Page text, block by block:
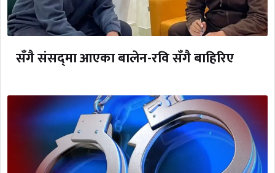
सँगै संसद्‌मा आएका बालेन-रवि सँगै बाहिरिए